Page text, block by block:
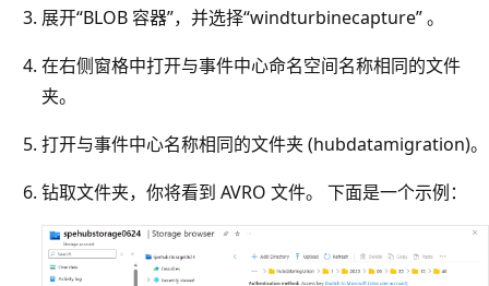
展开“BLOB 容器”，并选择“windturbinecapture” 。
在右侧窗格中打开与事件中心命名空间名称相同的文件
夹。
打开与事件中心名称相同的文件夹 (hubdatamigration)。
钻取文件夹，你将看到 AVRO 文件。 下面是一个示例：